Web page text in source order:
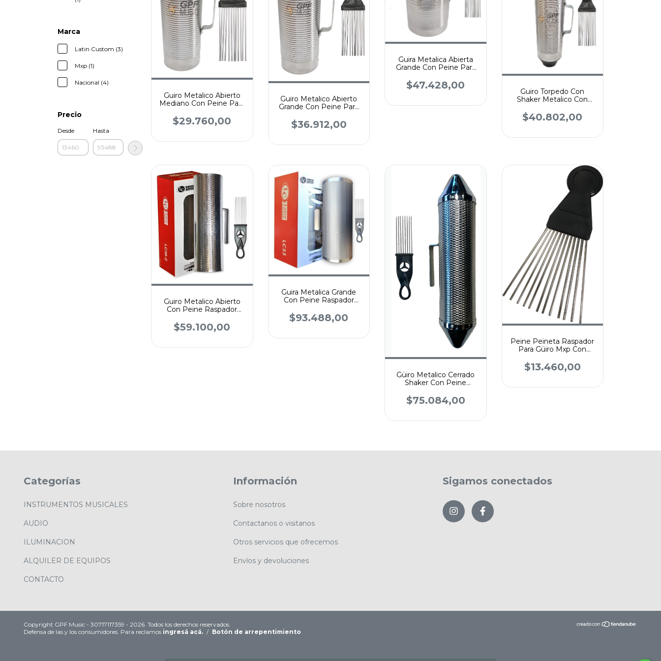
Marca
Latin Custom (3)
Mxp (1)
Nacional (4)
Precio
Desde Hasta
Guiro Metalico Abierto
Mediano Con Peine Para
$29.760,00
Guiro Metalico Abierto
Grande Con Peine Para
$36.912,00
Guira Metalica Abierta
Grande Con Peine Para
$47.428,00
Guiro Torpedo Con
Shaker Metalico Con
$40.802,00
Guiro Metalico Abierto
Con Peine Raspador
$59.100,00
Guira Metalica Grande
Con Peine Raspador
$93.488,00
Güiro Metalico Cerrado
Shaker Con Peine
$75.084,00
Peine Peineta Raspador
Para Güiro Mxp Con
$13.460,00
Categorías
INSTRUMENTOS MUSICALES
AUDIO
ILUMINACION
ALQUILER DE EQUIPOS
CONTACTO
Información
Sobre nosotros
Contactanos o visitanos
Otros servicios que ofrecemos
Envíos y devoluciones
Sigamos conectados
Copyright GPF Music - 30717117359 - 2026. Todos los derechos reservados.
Defensa de las y los consumidores. Para reclamos ingresá acá. / Botón de arrepentimiento